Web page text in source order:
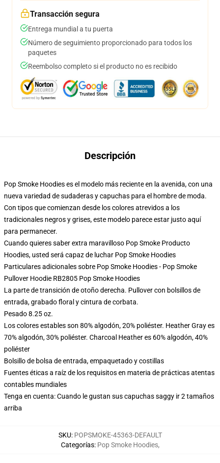
Transacción segura
Entrega mundial a tu puerta
Número de seguimiento proporcionado para todos los
paquetes
Reembolso completo si el producto no es recibido
Descripción
Pop Smoke Hoodies es el modelo más reciente en la avenida, con una
nueva variedad de sudaderas y capuchas para el hombre de moda.
Con tipos que comienzan desde los colores atrevidos a los
tradicionales negros y grises, este modelo parece estar justo aquí
para permanecer.
Cuando quieres saber extra maravilloso Pop Smoke Producto
Hoodies, usted será capaz de luchar Pop Smoke Hoodies
Particulares adicionales sobre Pop Smoke Hoodies - Pop Smoke
Pullover Hoodie RB2805 Pop Smoke Hoodies
La parte de transición de otoño derecha. Pullover con bolsillos de
entrada, grabado floral y cintura de corbata.
Pesado 8.25 oz.
Los colores estables son 80% algodón, 20% poliéster. Heather Gray es
70% algodón, 30% poliéster. Charcoal Heather es 60% algodón, 40%
poliéster
Bolsillo de bolsa de entrada, empaquetado y costillas
Fuentes éticas a raíz de los requisitos en materia de prácticas atentas
contables mundiales
Tenga en cuenta: Cuando le gustan sus capuchas saggy ir 2 tamaños
arriba
SKU: POPSMOKE-45363-DEFAULT
Categorías: Pop Smoke Hoodies,